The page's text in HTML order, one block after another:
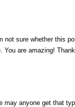
not sure whether this
You are amazing!
may anyone get that